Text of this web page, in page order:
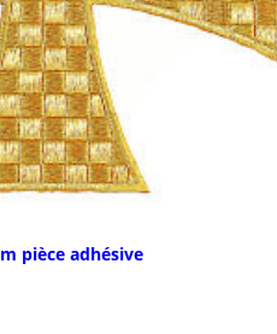
pièce adhésive